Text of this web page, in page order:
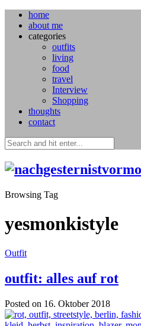
home
about me
categories
outfits
living
food
travel
Interview
Shopping
thoughts
contact
Browsing Tag
yesmonkistyle
Outfit
outfit: alles auf rot
Posted on 16. Oktober 2018